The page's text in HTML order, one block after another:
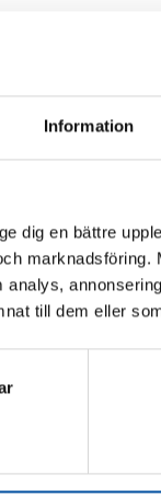
Information
dig en bättre
till dem eller